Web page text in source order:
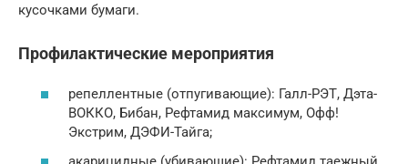
кусочками бумаги.
Профилактические мероприятия
репеллентные (отпугивающие): Галл-РЭТ, Дэта-
ВОККО, Бибан, Рефтамид максимум, Офф!
Экстрим, ДЭФИ-Тайга;